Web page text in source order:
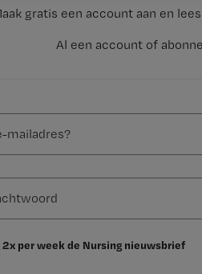
gratis een account aan en
Al een account of
2x per week de Nursing nieuwsbrief